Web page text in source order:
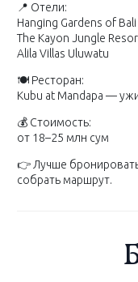
📍 Отели:
Hanging Gardens of Bali
The Kayon Jungle
Alila Villas Uluwatu
🍽 Ресторан:
Kubu at Mandapa —
💰 Стоимость:
от 18–25 млн сум
👉 Лучше
собрать маршрут.